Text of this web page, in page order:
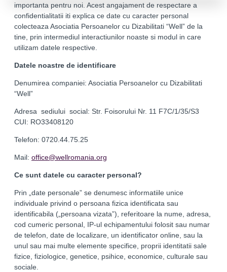
importanta pentru noi. Acest angajament de respectare a
confidentialitatii iti explica ce date cu caracter personal
colecteaza Asociatia Persoanelor cu Dizabilitati “Well” de la
tine, prin intermediul interactiunilor noaste si modul in care
utilizam datele respective.
Datele noastre de identificare
Denumirea companiei: Asociatia Persoanelor cu Dizabilitati
“Well”
Adresa sediului social: Str. Foisorului Nr. 11 F7C/1/35/S3
CUI: RO33408120
Telefon: 0720.44.75.25
Mail: office@wellromania.org
Ce sunt datele cu caracter personal?
Prin „date personale” se denumesc informatiile unice
individuale privind o persoana fizica identificata sau
identificabila („persoana vizata”), referitoare la nume, adresa,
cod cumeric personal, IP-ul echipamentului folosit sau numar
de telefon, date de localizare, un identificator online, sau la
unul sau mai multe elemente specifice, proprii identitatii sale
fizice, fiziologice, genetice, psihice, economice, culturale sau
sociale.